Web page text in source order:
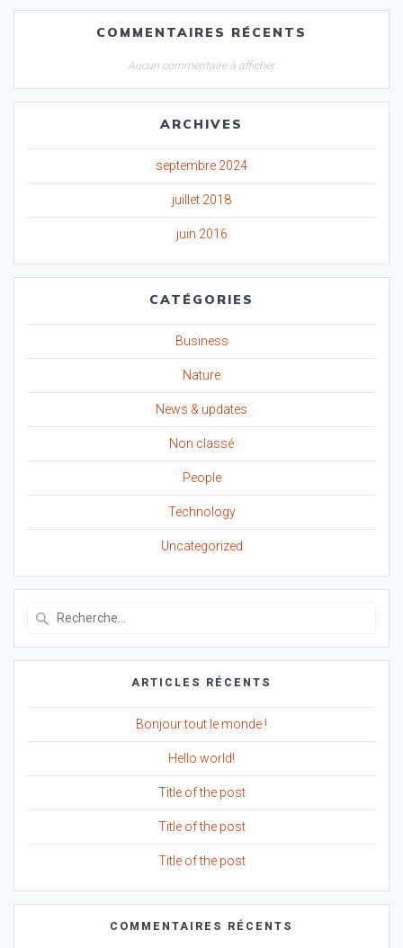
COMMENTAIRES RÉCENTS
Aucun commentaire à afficher.
ARCHIVES
septembre 2024
juillet 2018
juin 2016
CATÉGORIES
Business
Nature
News & updates
Non classé
People
Technology
Uncategorized
:
ARTICLES RÉCENTS
Bonjour tout le monde !
Hello world!
Title of the post
Title of the post
Title of the post
COMMENTAIRES RÉCENTS